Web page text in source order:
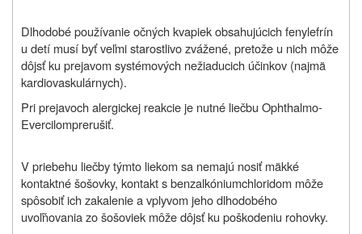
Dlhodobé používanie očných kvapiek obsahujúcich fenylefrín
u detí musí byť veľmi starostlivo zvážené, pretože u nich môže
dôjsť ku prejavom systémových nežiaducich účinkov (najmä
kardiovaskulárnych).
Pri prejavoch alergickej reakcie je nutné liečbu Ophthalmo-
Evercilomprerušiť.
V priebehu liečby týmto liekom sa nemajú nosiť mäkké
kontaktné šošovky, kontakt s benzalkóniumchloridom môže
spôsobiť ich zakalenie a vplyvom jeho dlhodobého
uvoľňovania zo šošoviek môže dôjsť ku poškodeniu rohovky.